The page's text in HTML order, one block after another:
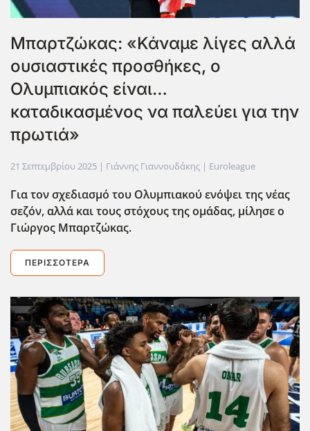
Μπαρτζώκας: «Κάναμε λίγες αλλά
ουσιαστικές προσθήκες, ο
Ολυμπιακός είναι…
καταδικασμένος να παλεύει για την
πρωτιά»
21 Σεπτεμβρίου 2025 | Γιάννης Γιαννουδάκης | Euroleague
Για τον σχεδιασμό του Ολυμπιακού ενόψει της νέας
σεζόν, αλλά και τους στόχους της ομάδας, μίλησε ο
Γιώργος Μπαρτζώκας.
ΠΕΡΙΣΣΌΤΕΡΑ